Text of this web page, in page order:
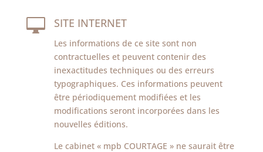
 SITE INTERNET
Les informations de ce site sont non
contractuelles et peuvent contenir des
inexactitudes techniques ou des erreurs
typographiques. Ces informations peuvent
être périodiquement modifiées et les
modifications seront incorporées dans les
nouvelles éditions.
Le cabinet « mpb COURTAGE » ne saurait être